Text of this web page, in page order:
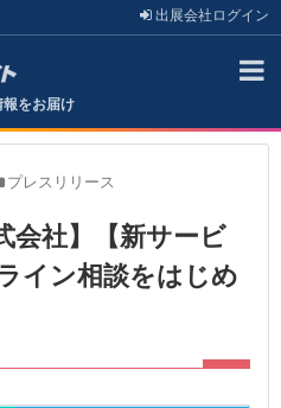
出展会社 ログイン
をお届け
プレスリリース
会社】【新サービ
イン相談をはじめ